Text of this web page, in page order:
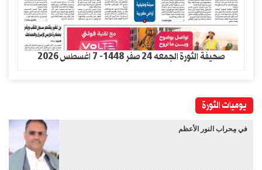
صحيفة الثورة الجمعه 24 صفر 1448- 7 اغسطس 2026
يوميات الثورة
في مِحراب النور الأعظم